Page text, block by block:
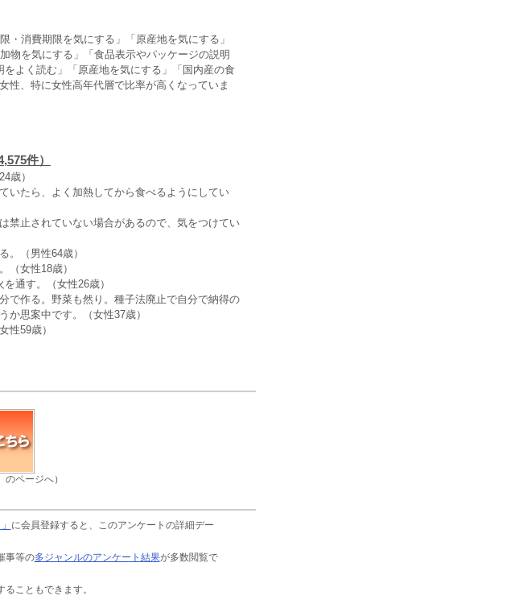
消費期限を気にする」「原産地を気にする」
物を気にする」「食品表示やパッケージの説明
よく読む」「原産地を気にする」「国内産の食
性、特に女性高年代層で比率が高くなっていま
件）
歳）
いたら、よく加熱してから食べるようにしてい
禁止されていない場合があるので、気をつけてい
。（男性64歳）
（女性18歳）
通す。（女性26歳）
で作る。野菜も然り。種子法廃止で自分で納得の
か思案中です。（女性37歳）
性59歳）
ページへ）
に会員登録すると、このアンケートの詳細デー
事等の多ジャンルのアンケート結果が多数閲覧で
ることもできます。